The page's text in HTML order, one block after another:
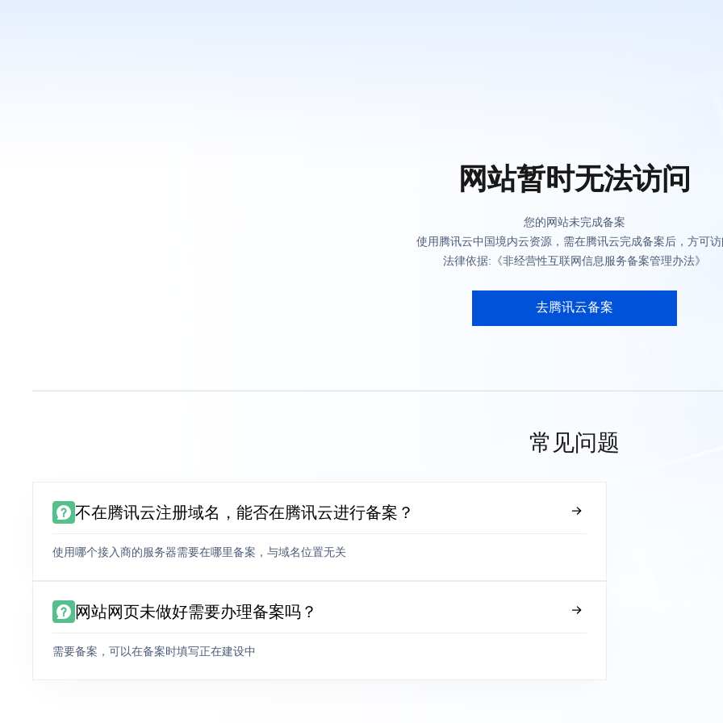
网站暂时无法访问
您的网站未完成备案
使用腾讯云中国境内云资源，需在腾讯云完成备案后，方可
法律依据:《非经营性互联网信息服务备案管理办法》
去腾讯云备案
常见问题
不在腾讯云注册域名，能否在腾讯云进行备案？
使用哪个接入商的服务器需要在哪里备案，与域名位置无关
网站网页未做好需要办理备案吗？
需要备案，可以在备案时填写正在建设中